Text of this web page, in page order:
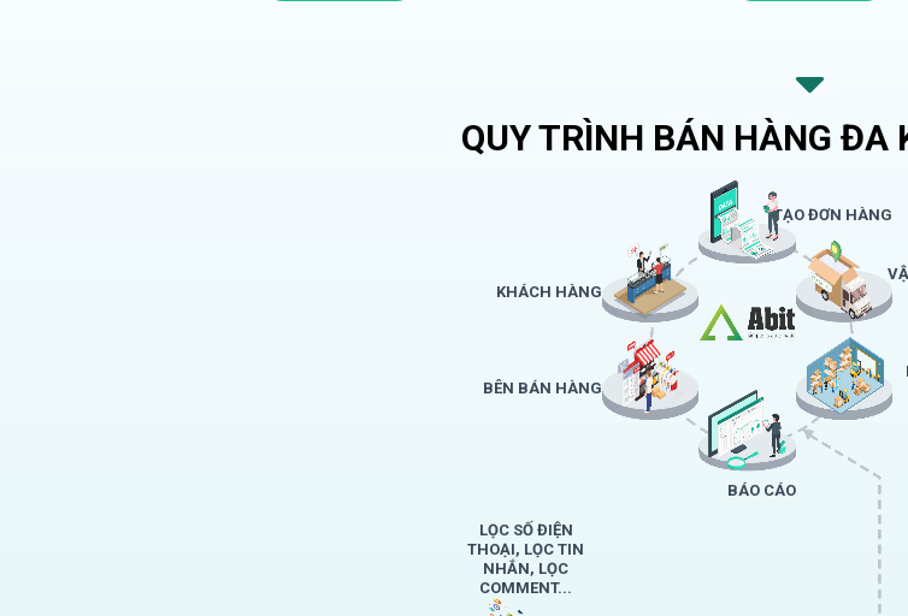
QUY TRÌNH BÁN HÀNG ĐA
TẠO ĐƠN HÀNG
BÁO CÁO
BÊN BÁN HÀNG
KHÁCH HÀNG
LỌC SỐ ĐIỆN
THOẠI, LỌC TIN
NHẮN, LỌC
COMMENT...